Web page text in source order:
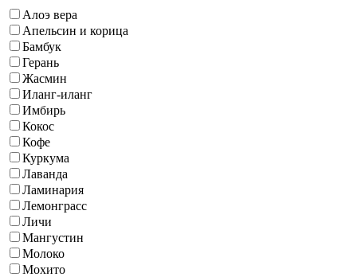
Алоэ вера
Апельсин и корица
Бамбук
Герань
Жасмин
Иланг-иланг
Имбирь
Кокос
Кофе
Куркума
Лаванда
Ламинария
Лемонграсс
Личи
Мангустин
Молоко
Мохито